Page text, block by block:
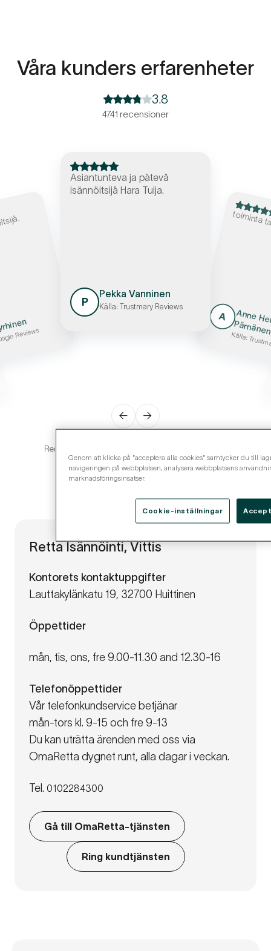
Våra kunders erfarenheter
3.8
4741 recensioner
Reviews
Asiantunteva ja pätevä
isännöitsijä Hara Tuija.
P
Pekka Vanninen
Källa: Trustmary Reviews
toiminta
A
elena
Källa:
← →
Recensionsdata kommer via
Retta Isännöinti, Vittis
Kontorets kontaktuppgifter
Lauttakylänkatu 19, 32700 Huittinen
Öppettider
mån, tis, ons, fre 9.00-11.30 and 12.30-16
Telefonöppettider
Vår telefonkundservice betjänar
mån-tors kl. 9-15 och fre 9-13
Du kan uträtta ärenden med oss via
OmaRetta dygnet runt, alla dagar i veckan.
Tel. 0102284300
Gå till OmaRetta-tjänsten
Ring kundtjänsten
Genom att klicka på "acceptera alla cookies" samtycker du till
navigeringen på webbplatsen, analysera webbplatsens
marknadsföringsinsatser.
Cookie-inställningar